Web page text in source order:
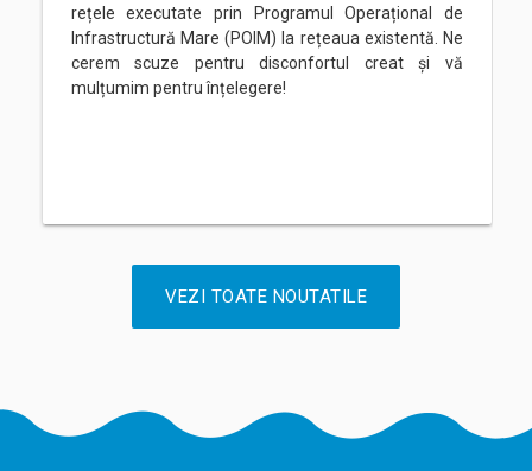
rețele executate prin Programul Operațional de
Infrastructură Mare (POIM) la rețeaua existentă. Ne
cerem scuze pentru disconfortul creat și vă
mulțumim pentru înțelegere!
VEZI TOATE NOUTATILE